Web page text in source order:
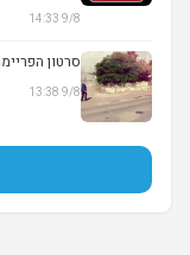
9/8 14:33
סרטון
9/8 13:38